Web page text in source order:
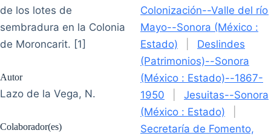
de los lotes de
sembradura en la Colonia
de Moroncarit. [1]
Autor
Lazo de la Vega, N.
Colaborador(es)
Colonización--Valle del río
Mayo--Sonora (México :
Estado)
Deslindes
(Patrimonios)--Sonora
(México : Estado)--1867-
1950
Jesuitas--Sonora
(México : Estado)
Secretaría de Fomento,